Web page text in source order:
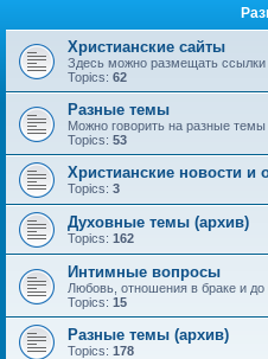
Христианские сайты
Здесь можно размещать ссылки
Topics: 62
Разные темы
Можно говорить на разные темы
Topics: 53
Христианские новости и
Topics: 3
Духовные темы (архив)
Topics: 162
Интимные вопросы
Любовь, отношения в браке и до
Topics: 15
Разные темы (архив)
Topics: 178